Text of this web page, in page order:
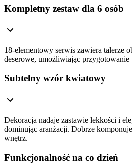
Kompletny zestaw dla 6 osób
18-elementowy serwis zawiera talerze
deserowe, umożliwiając przygotowanie
Subtelny wzór kwiatowy
Dekoracja nadaje zastawie lekkości i
dominując aranżacji. Dobrze
wnętrz.
Funkcjonalność na co dzień